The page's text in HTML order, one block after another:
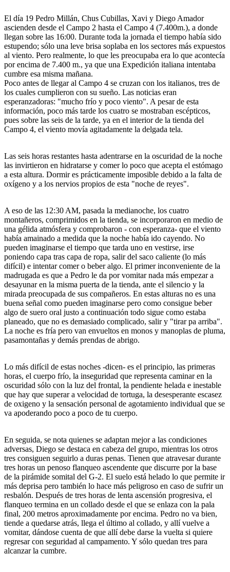
El día 19 Pedro Millán, Chus Cubillas, Xavi y Diego Amador
ascienden desde el Campo 2 hasta el Campo 4 (7.400m.), a donde
llegan sobre las 16:00. Durante toda la jornada el tiempo había sido
estupendo; sólo una leve brisa soplaba en los sectores más expuestos
al viento. Pero realmente, lo que les preocupaba era lo que acontecía
por encima de 7.400 m., ya que una Expedición italiana intentaba
cumbre esa misma mañana.
Poco antes de llegar al Campo 4 se cruzan con los italianos, tres de
los cuales cumplieron con su sueño. Las noticias eran
esperanzadoras: "mucho frío y poco viento". A pesar de esta
información, poco más tarde los cuatro se mostraban escépticos,
pues sobre las seis de la tarde, ya en el interior de la tienda del
Campo 4, el viento movía agitadamente la delgada tela.
Las seis horas restantes hasta adentrarse en la oscuridad de la noche
las invirtieron en hidratarse y comer lo poco que acepta el estómago
a esta altura. Dormir es prácticamente imposible debido a la falta de
oxígeno y a los nervios propios de esta "noche de reyes".
A eso de las 12:30 AM, pasada la medianoche, los cuatro
montañeros, comprimidos en la tienda, se incorporaron en medio de
una gélida atmósfera y comprobaron - con esperanza- que el viento
había amainado a medida que la noche había ido cayendo. No
pueden imaginarse el tiempo que tarda uno en vestirse, irse
poniendo capa tras capa de ropa, salir del saco caliente (lo más
difícil) e intentar comer o beber algo. El primer inconveniente de la
madrugada es que a Pedro le da por vomitar nada más empezar a
desayunar en la misma puerta de la tienda, ante el silencio y la
mirada preocupada de sus compañeros. En estas alturas no es una
buena señal como pueden imaginarse pero como consigue beber
algo de suero oral justo a continuación todo sigue como estaba
planeado, que no es demasiado complicado, salir y "tirar pa arriba".
La noche es fría pero van envueltos en monos y manoplas de pluma,
pasamontañas y demás prendas de abrigo.
Lo más difícil de estas noches -dicen- es el principio, las primeras
horas, el cuerpo frío, la inseguridad que representa caminar en la
oscuridad sólo con la luz del frontal, la pendiente helada e inestable
que hay que superar a velocidad de tortuga, la desesperante escasez
de oxigeno y la sensación personal de agotamiento individual que se
va apoderando poco a poco de tu cuerpo.
En seguida, se nota quienes se adaptan mejor a las condiciones
adversas, Diego se destaca en cabeza del grupo, mientras los otros
tres consiguen seguirlo a duras penas. Tienen que atravesar durante
tres horas un penoso flanqueo ascendente que discurre por la base
de la pirámide somital del G-2. El suelo está helado lo que permite ir
más deprisa pero también lo hace más peligroso en caso de sufrir un
resbalón. Después de tres horas de lenta ascensión progresiva, el
flanqueo termina en un collado desde el que se enlaza con la pala
final, 200 metros aproximadamente por encima. Pedro no va bien,
tiende a quedarse atrás, llega el último al collado, y allí vuelve a
vomitar, dándose cuenta de que allí debe darse la vuelta si quiere
regresar con seguridad al campamento. Y sólo quedan tres para
alcanzar la cumbre.